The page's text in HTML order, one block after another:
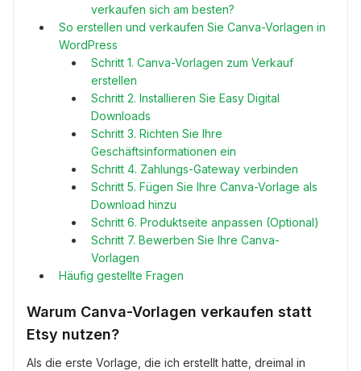
verkaufen sich am besten?
So erstellen und verkaufen Sie Canva-Vorlagen in
WordPress
Schritt 1. Canva-Vorlagen zum Verkauf
erstellen
Schritt 2. Installieren Sie Easy Digital
Downloads
Schritt 3. Richten Sie Ihre
Geschäftsinformationen ein
Schritt 4. Zahlungs-Gateway verbinden
Schritt 5. Fügen Sie Ihre Canva-Vorlage als
Download hinzu
Schritt 6. Produktseite anpassen (Optional)
Schritt 7. Bewerben Sie Ihre Canva-
Vorlagen
Häufig gestellte Fragen
Warum Canva-Vorlagen verkaufen statt
Etsy nutzen?
Als die erste Vorlage, die ich erstellt hatte, dreimal in